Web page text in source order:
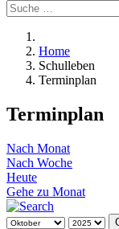
Home
Schulleben
Terminplan
Terminplan
Nach Monat
Nach Woche
Heute
Gehe zu Monat